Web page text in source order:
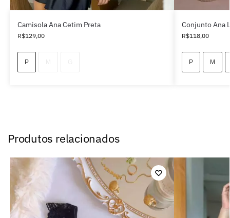
Camisola Ana Cetim Preta
R$129,00
P
Conjunto Ana
R$118,00
P M
Produtos relacionados